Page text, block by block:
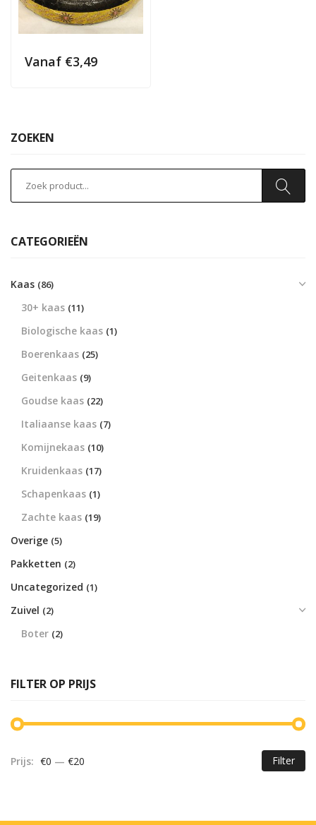
Vanaf €3,49
ZOEKEN
CATEGORIEËN
Kaas (86)
30+ kaas (11)
Biologische kaas (1)
Boerenkaas (25)
Geitenkaas (9)
Goudse kaas (22)
Italiaanse kaas (7)
Komijnekaas (10)
Kruidenkaas (17)
Schapenkaas (1)
Zachte kaas (19)
Overige (5)
Pakketten (2)
Uncategorized (1)
Zuivel (2)
Boter (2)
FILTER OP PRIJS
Filter
Prijs: €0 — €20